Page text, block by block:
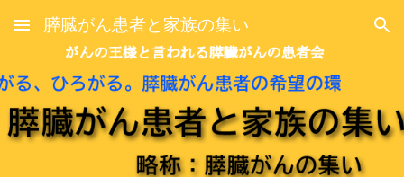
Skip to main content Skip to navigation
膵臓がん患者と家族の集い